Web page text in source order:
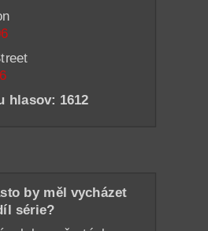
hlasov: 1612
by měl vycházet
série?